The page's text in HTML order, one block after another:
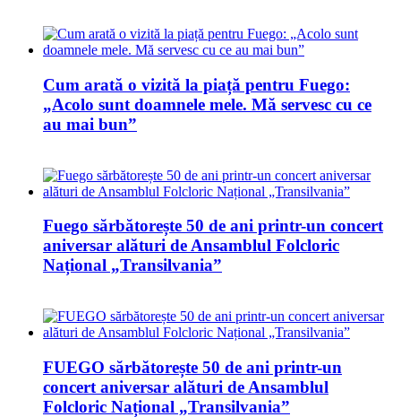
Cum arată o vizită la piață pentru Fuego:
„Acolo sunt doamnele mele. Mă servesc cu ce
au mai bun”
Fuego sărbătorește 50 de ani printr-un concert
aniversar alături de Ansamblul Folcloric
Național „Transilvania”
FUEGO sărbătorește 50 de ani printr-un
concert aniversar alături de Ansamblul
Folcloric Național „Transilvania”